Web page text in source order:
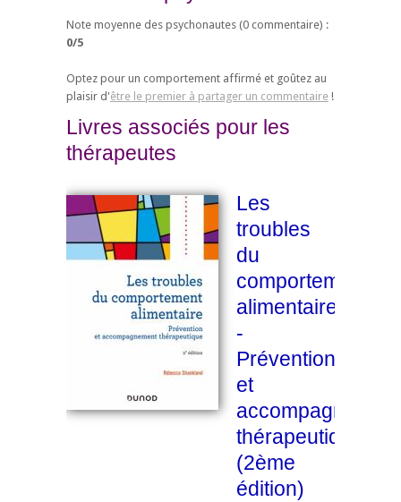
Note moyenne des psychonautes (0 commentaire) :
0/5
Optez pour un comportement affirmé et goûtez au
plaisir d'être le premier à partager un commentaire !
Livres associés pour les
thérapeutes
Les
troubles
du
comportement
alimentaire
-
Prévention
et
accompagnement
thérapeutique
(2ème
édition)